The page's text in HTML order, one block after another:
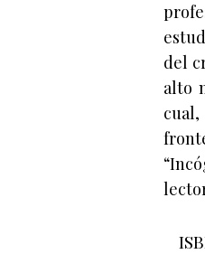
del
alto